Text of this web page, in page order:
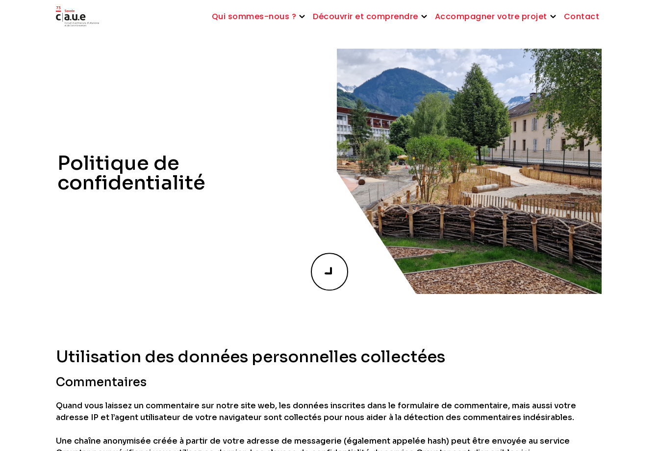
Qui sommes-nous ? Découvrir et comprendre Accompagner votre projet Contact
Politique de
confidentialité
Utilisation des données personnelles collectées
Commentaires
Quand vous laissez un commentaire sur notre site web, les données inscrites dans le formulaire de commentaire, mais aussi votre
adresse IP et l’agent utilisateur de votre navigateur sont collectés pour nous aider à la détection des commentaires indésirables.
Une chaîne anonymisée créée à partir de votre adresse de messagerie (également appelée hash) peut être envoyée au service